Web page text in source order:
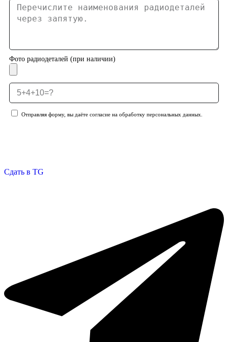
Фото радиодеталей (при наличии)
Отправляя форму, вы даёте согласие на обработку персональных данных.
Сдать в TG